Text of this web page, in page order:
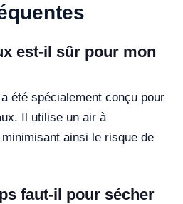
est-il sûr pour mon
été spécialement conçu pour
Il utilise un air à
ainsi le risque de
faut-il pour sécher